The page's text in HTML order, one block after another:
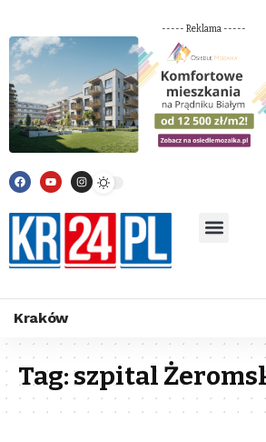
----- Reklama -----
Kraków
Tag:szpital